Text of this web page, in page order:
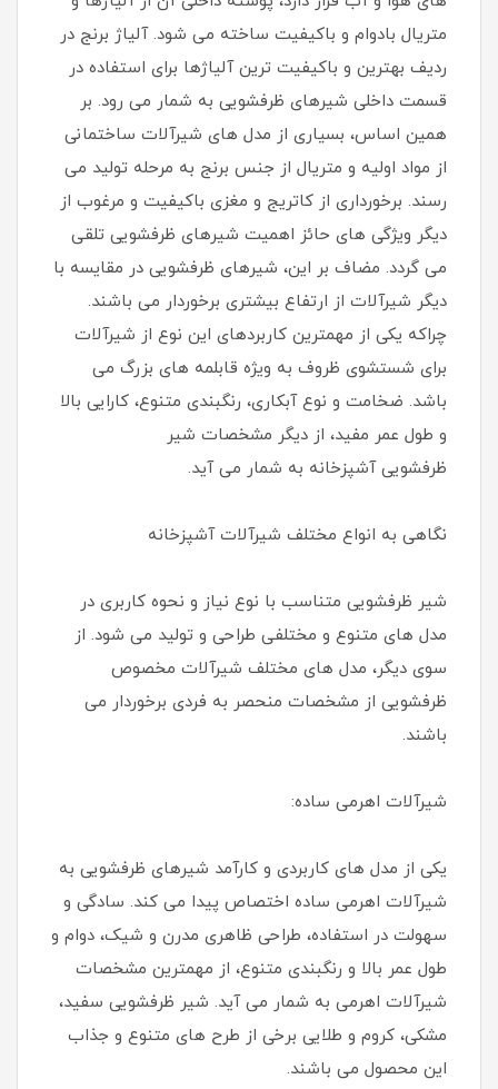
متریال بادوام و باکیفیت ساخته می شود. آلیاژ برنج در
ردیف بهترین و باکیفیت ترین آلیاژها برای استفاده در
قسمت داخلی شیرهای ظرفشویی به شمار می رود. بر
همین اساس، بسیاری از مدل های شیرآلات ساختمانی
از مواد اولیه و متریال از جنس برنج به مرحله تولید می
رسند. برخورداری از کاتریج و مغزی باکیفیت و مرغوب از
دیگر ویژگی های حائز اهمیت شیرهای ظرفشویی تلقی
می گردد. مضاف بر این، شیرهای ظرفشویی در مقایسه با
دیگر شیرآلات از ارتفاع بیشتری برخوردار می باشند.
چراکه یکی از مهمترین کاربردهای این نوع از شیرآلات
برای شستشوی ظروف به ویژه قابلمه های بزرگ می
باشد. ضخامت و نوع آبکاری، رنگبندی متنوع، کارایی بالا
و طول عمر مفید، از دیگر مشخصات شیر
ظرفشویی آشپزخانه به شمار می آید.
نگاهی به انواع مختلف شیرآلات آشپزخانه
شیر ظرفشویی متناسب با نوع نیاز و نحوه کاربری در
مدل های متنوع و مختلفی طراحی و تولید می شود. از
سوی دیگر، مدل های مختلف شیرآلات مخصوص
ظرفشویی از مشخصات منحصر به فردی برخوردار می
باشند.
شیرآلات اهرمی ساده:
یکی از مدل های کاربردی و کارآمد شیرهای ظرفشویی به
شیرآلات اهرمی ساده اختصاص پیدا می کند. سادگی و
سهولت در استفاده، طراحی ظاهری مدرن و شیک، دوام و
طول عمر بالا و رنگبندی متنوع، از مهمترین مشخصات
شیرآلات اهرمی به شمار می آید. شیر ظرفشویی سفید،
مشکی، کروم و طلایی برخی از طرح های متنوع و جذاب
این محصول می باشند.